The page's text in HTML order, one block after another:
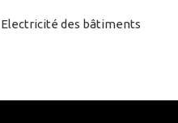
Electricité des bâtiments